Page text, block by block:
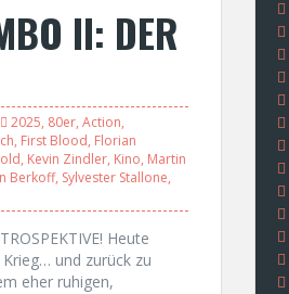
II: DER
2025, 80er, Action,
, First Blood, Florian
, Kevin Zindler, Kino, Martin
Berkoff, Sylvester Stallone,
Heute
und zurück zu
eher ruhigen,